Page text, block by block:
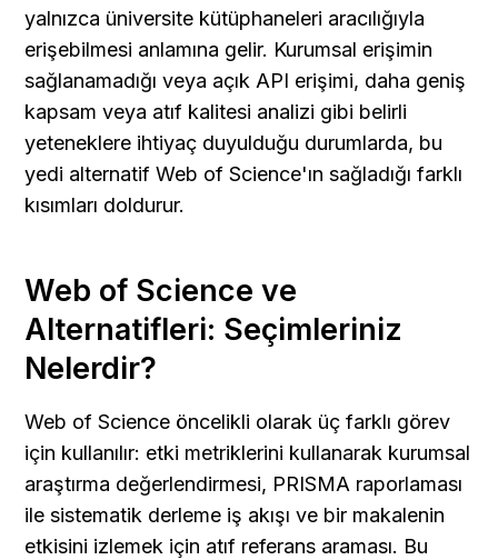
yalnızca üniversite kütüphaneleri aracılığıyla
erişebilmesi anlamına gelir. Kurumsal erişimin
sağlanamadığı veya açık API erişimi, daha geniş
kapsam veya atıf kalitesi analizi gibi belirli
yeteneklere ihtiyaç duyulduğu durumlarda, bu
yedi alternatif Web of Science'ın sağladığı farklı
kısımları doldurur.
Web of Science ve
Alternatifleri: Seçimleriniz
Nelerdir?
Web of Science öncelikli olarak üç farklı görev
için kullanılır: etki metriklerini kullanarak kurumsal
araştırma değerlendirmesi, PRISMA raporlaması
ile sistematik derleme iş akışı ve bir makalenin
etkisini izlemek için atıf referans araması. Bu